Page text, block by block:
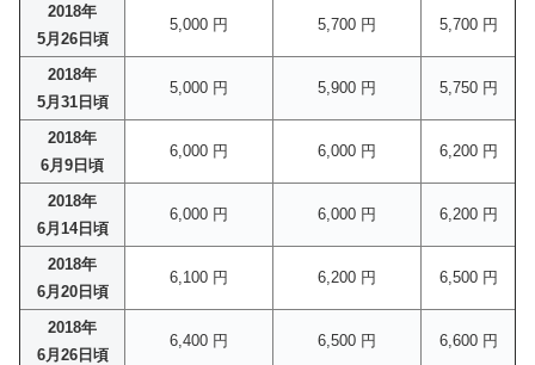
2018年
5月26日頃
5,000 円 5,700 円 5,700 円
2018年
5月31日頃
5,000 円 5,900 円 5,750 円
2018年
6月9日頃
6,000 円 6,000 円 6,200 円
2018年
6月14日頃
6,000 円 6,000 円 6,200 円
2018年
6月20日頃
6,100 円 6,200 円 6,500 円
2018年
6月26日頃
6,400 円 6,500 円 6,600 円